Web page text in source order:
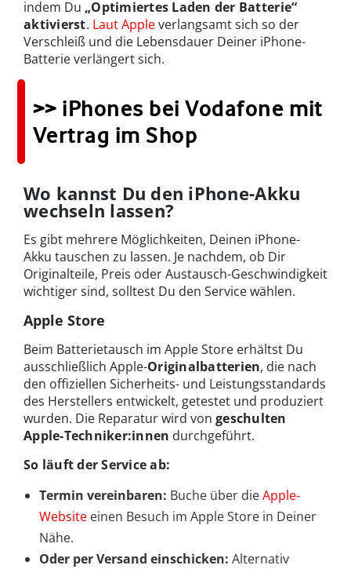
indem Du „Optimiertes Laden der Batterie“
aktivierst. Laut Appleverlangsamt sich so der
Verschleiß und die Lebensdauer Deiner iPhone-
Batterie verlängert sich.
>> iPhones bei Vodafone mit
Vertrag im Shop
Wo kannst Du den iPhone-Akku
wechseln lassen?
Es gibt mehrere Möglichkeiten, Deinen iPhone-
Akku tauschen zu lassen. Je nachdem, ob Dir
Originalteile, Preis oder Austausch-Geschwindigkeit
wichtiger sind, solltest Du den Service wählen.
Apple Store
Beim Batterietausch im Apple Store erhältst Du
ausschließlich Apple-Originalbatterien, die nach
den offiziellen Sicherheits- und Leistungsstandards
des Herstellers entwickelt, getestet und produziert
wurden. Die Reparatur wird von geschulten
Apple-Techniker:innen durchgeführt.
So läuft der Service ab:
Termin vereinbaren: Buche über dieApple-
Website einen Besuch im Apple Store in Deiner
Nähe.
Oder per Versand einschicken: Alternativ